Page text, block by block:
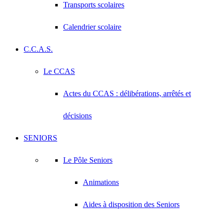
Transports scolaires
Calendrier scolaire
C.C.A.S.
Le CCAS
Actes du CCAS : délibérations, arrêtés et
décisions
SENIORS
Le Pôle Seniors
Animations
Aides à disposition des Seniors